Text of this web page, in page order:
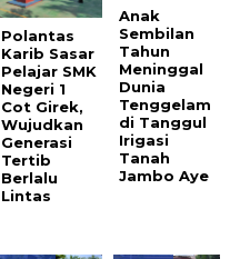
Polantas
Karib Sasar
Pelajar SMK
Negeri 1
Cot Girek,
Wujudkan
Generasi
Tertib
Berlalu
Lintas
Anak
Sembilan
Tahun
Meninggal
Dunia
Tenggelam
di Tanggul
Irigasi
Tanah
Jambo Aye